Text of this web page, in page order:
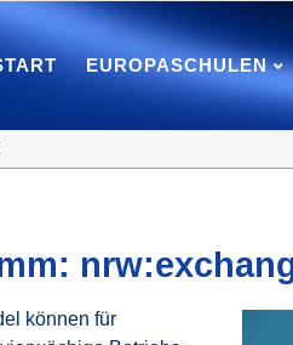
EUROPASCHULEN
können für